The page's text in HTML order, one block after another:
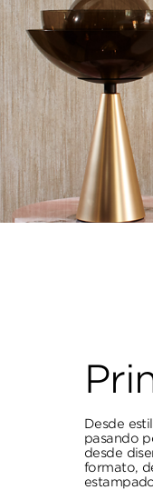
Desde
pasando
desde
formato,